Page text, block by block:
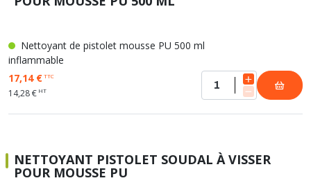
Nettoyant de pistolet mousse PU 500 ml
inflammable
17,14 €TTC
14,28 € HT
NETTOYANT PISTOLET SOUDAL À VISSER
POUR MOUSSE PU